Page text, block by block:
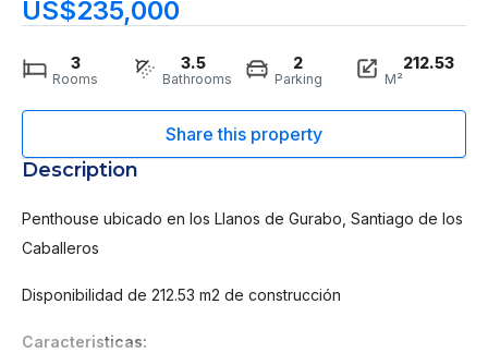
US$235,000
3
Rooms
3.5
Bathrooms
2
Parking
212.53
M²
Description
Penthouse ubicado en los Llanos de Gurabo, Santiago de los
Caballeros
Disponibilidad de 212.53 m2 de construcción
Caracteristicas: